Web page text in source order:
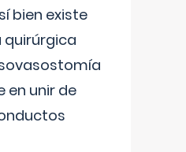
bien existe
quirúrgica
en unir de